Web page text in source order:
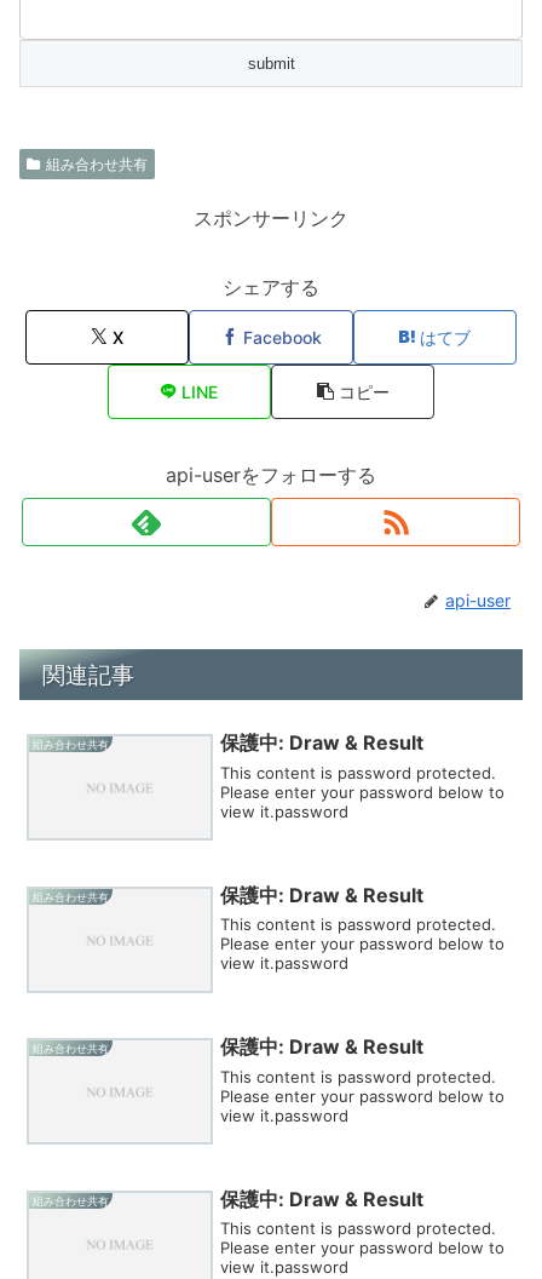
組み合わせ共有
スポンサーリンク
シェアする
X Facebook はてブ
LINE コピー
api-userをフォローする
api-user
関連記事
組み合わせ共有 保護中: Draw & Result
This content is password protected.
Please enter your password below to
view it.password
組み合わせ共有 保護中: Draw & Result
This content is password protected.
Please enter your password below to
view it.password
組み合わせ共有 保護中: Draw & Result
This content is password protected.
Please enter your password below to
view it.password
組み合わせ共有 保護中: Draw & Result
This content is password protected.
Please enter your password below to
view it.password